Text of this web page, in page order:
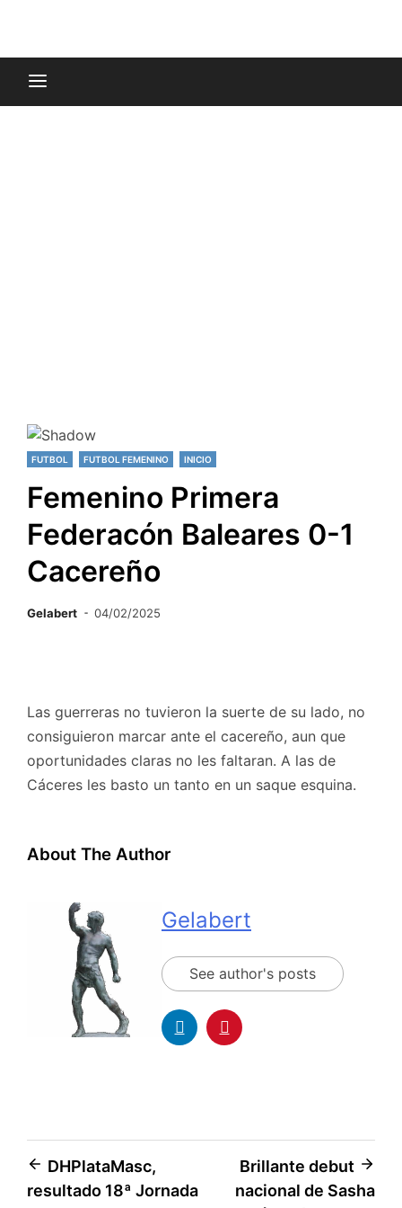
FUTBOL FUTBOL FEMENINO INICIO
Femenino Primera
Federacón Baleares 0-1
Cacereño
Gelabert 04/02/2025
Las guerreras no tuvieron la suerte de su lado, no
consiguieron marcar ante el cacereño, aun que
oportunidades claras no les faltaran. A las de
Cáceres les basto un tanto en un saque esquina.
About The Author
Gelabert
See author's posts
DHPlataMasc,
resultado 18ª Jornada
Brillante debut
nacional de Sasha